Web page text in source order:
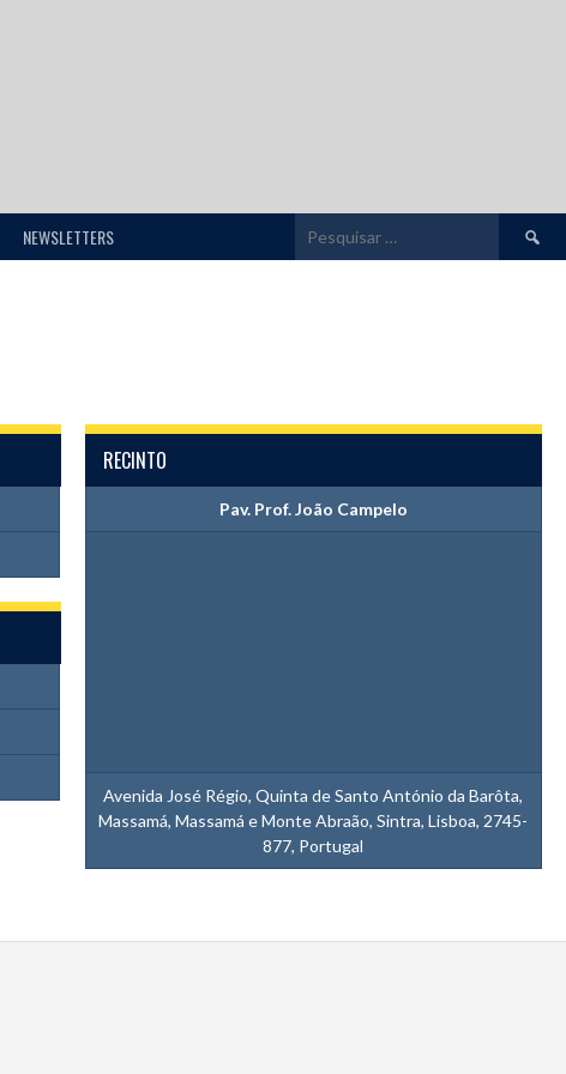
NEWSLETTERS
por:
RECINTO
Pav. Prof. João Campelo
Avenida José Régio, Quinta de Santo António da Barôta,
Massamá, Massamá e Monte Abraão, Sintra, Lisboa, 2745-
877, Portugal